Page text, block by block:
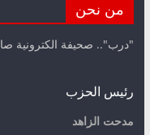
من نحن
"درب".. صحيفة الكترونية
رئيس الحزب
مدحت الزاهد